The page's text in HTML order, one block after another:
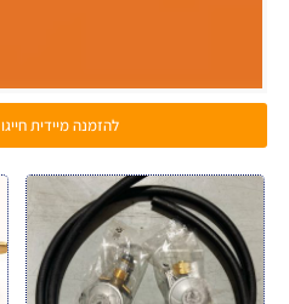
להזמנה מיידית חייגו 0722-575-360